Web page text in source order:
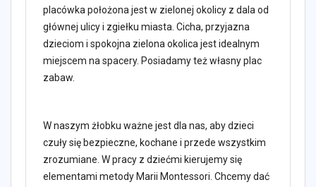
placówka położona jest w zielonej okolicy z dala od
głównej ulicy i zgiełku miasta. Cicha, przyjazna
dzieciom i spokojna zielona okolica jest idealnym
miejscem na spacery. Posiadamy też własny plac
zabaw.
W naszym żłobku ważne jest dla nas, aby dzieci
czuły się bezpieczne, kochane i przede wszystkim
zrozumiane. W pracy z dziećmi kierujemy się
elementami metody Marii Montessori. Chcemy dać